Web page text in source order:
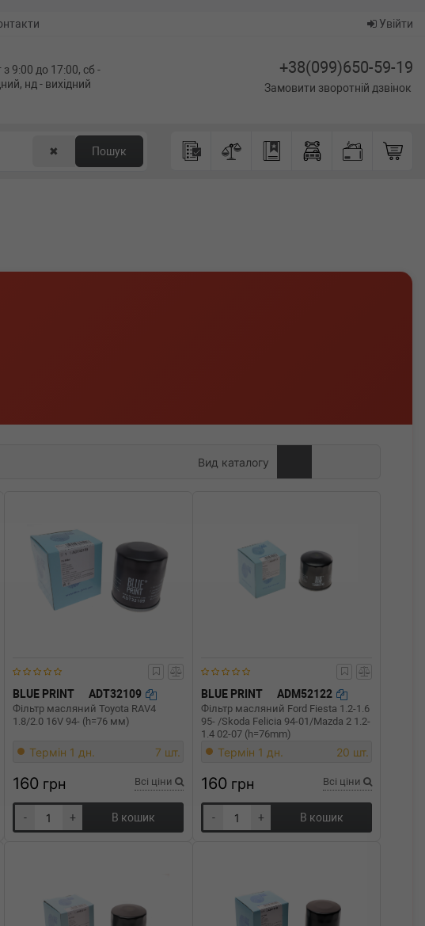
Увійти
з 9:00 до 17:00, сб -
нд - вихідний
+38(099)650-59-19
Замовити зворотній дзвінок
✖ Пошук
Вид каталогу
BLUE PRINT ADT32109
Фільтр масляний Toyota RAV4
1.8/2.0 16V 94- (h=76 мм)
Термін 1 дн. 7 шт.
160 грн Всі ціни
- + В кошик
BLUE PRINT ADM52122
Фільтр масляний Ford Fiesta 1.2-1.6
95- /Skoda Felicia 94-01/Mazda 2 1.2-
1.4 02-07 (h=76mm)
Термін 1 дн. 20 шт.
160 грн Всі ціни
- + В кошик